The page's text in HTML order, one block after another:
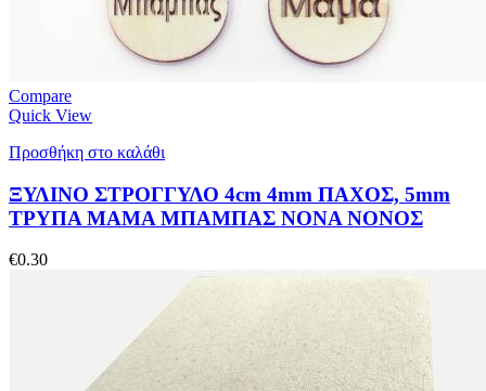
Compare
Quick View
Προσθήκη στο καλάθι
ΞΥΛΙΝΟ ΣΤΡΟΓΓΥΛΟ 4cm 4mm ΠΑΧΟΣ, 5mm
ΤΡΥΠΑ ΜΑΜΑ ΜΠΑΜΠΑΣ ΝΟΝΑ ΝΟΝΟΣ
€0.30